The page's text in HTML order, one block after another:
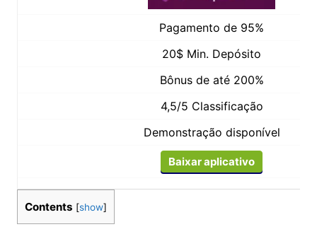
Pagamento de 95%
20$ Min. Depósito
Bônus de até 200%
4,5/5 Classificação
Demonstração disponível
Baixar aplicativo
Contents [show]